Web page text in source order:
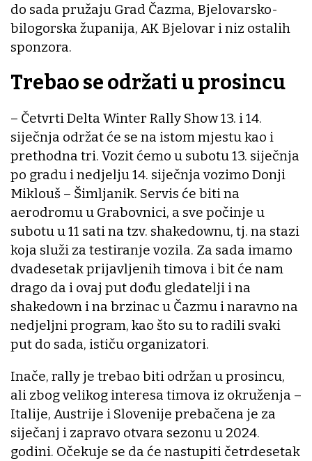
do sada pružaju Grad Čazma, Bjelovarsko-
bilogorska županija, AK Bjelovar i niz ostalih
sponzora.
Trebao se održati u prosincu
– Četvrti Delta Winter Rally Show 13. i 14.
siječnja održat će se na istom mjestu kao i
prethodna tri. Vozit ćemo u subotu 13. siječnja
po gradu i nedjelju 14. siječnja vozimo Donji
Miklouš – Šimljanik. Servis će biti na
aerodromu u Grabovnici, a sve počinje u
subotu u 11 sati na tzv. shakedownu, tj. na stazi
koja služi za testiranje vozila. Za sada imamo
dvadesetak prijavljenih timova i bit će nam
drago da i ovaj put dođu gledatelji i na
shakedown i na brzinac u Čazmu i naravno na
nedjeljni program, kao što su to radili svaki
put do sada, ističu organizatori.
Inače, rally je trebao biti održan u prosincu,
ali zbog velikog interesa timova iz okruženja –
Italije, Austrije i Slovenije prebačena je za
siječanj i zapravo otvara sezonu u 2024.
godini. Očekuje se da će nastupiti četrdesetak